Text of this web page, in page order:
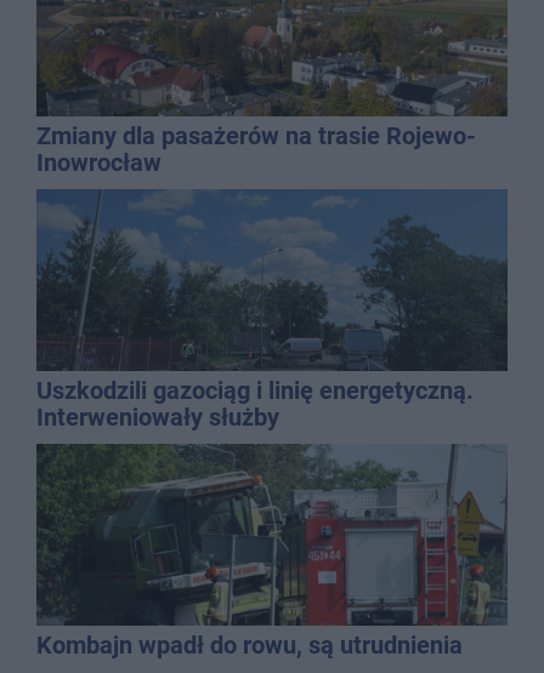
Zmiany dla pasażerów na trasie Rojewo-
Inowrocław
Uszkodzili gazociąg i linię energetyczną.
Interweniowały służby
Kombajn wpadł do rowu, są utrudnienia